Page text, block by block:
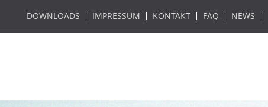
DOWNLOADS IMPRESSUM KONTAKT FAQ NEWS